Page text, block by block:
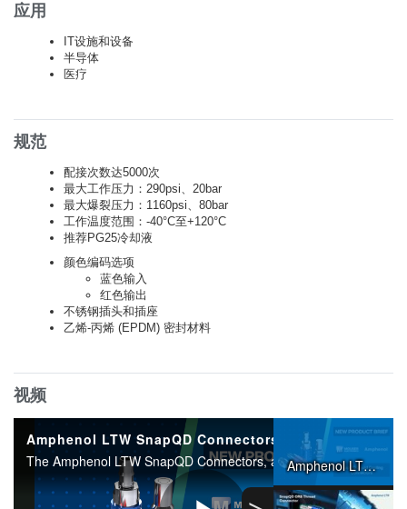
应用
IT设施和设备
半导体
医疗
规范
配接次数达5000次
最大工作压力：290psi、20bar
最大爆裂压力：1160psi、80bar
工作温度范围：-40°C至+120°C
推荐PG25冷却液
颜色编码选项
蓝色输入
红色输出
不锈钢插头和插座
乙烯-丙烯 (EPDM) 密封材料
视频